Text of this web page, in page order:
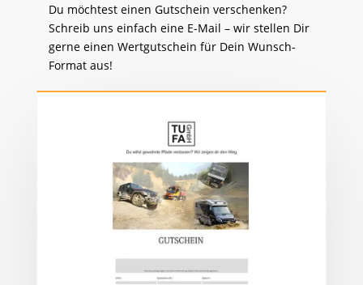
Du möchtest einen Gutschein verschenken?
Schreib uns einfach eine E-Mail – wir stellen Dir
gerne einen Wertgutschein für Dein Wunsch-
Format aus!